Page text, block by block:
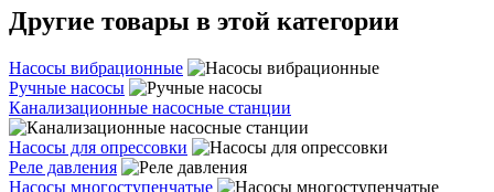
Другие товары в этой категории
Насосы вибрационные
Ручные насосы
Канализационные насосные станции
Насосы для опрессовки
Реле давления
Насосы многоступенчатые